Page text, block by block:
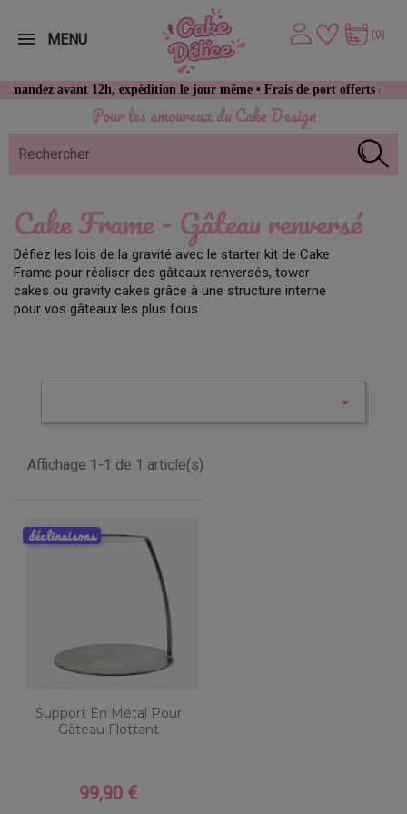
Pour les amoureux du Cake Design
avant 12h, expédition le jour même • Frais de port offerts dès 49
(0)
MENU
Cake Frame - Gâteau renversé
Défiez les lois de la gravité avec le starter kit de Cake
Frame pour réaliser des gâteaux renversés, tower
cakes ou gravity cakes grâce à une structure interne
pour vos gâteaux les plus fous.

Affichage 1-1 de 1 article(s)
Support En Métal Pour
Gâteau Flottant
Prix
99,90 €
déclinaisons